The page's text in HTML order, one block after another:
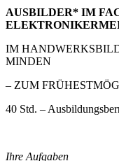
AUSBILDER* IM
IM
MINDEN
– ZUM
40 Std. –
Ihre Aufgaben